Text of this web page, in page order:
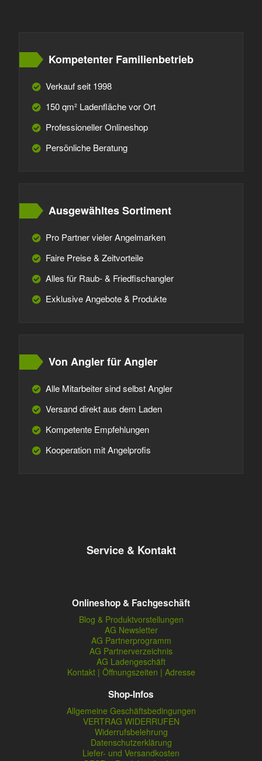
Kompetenter Familienbetrieb
Verkauf seit 1998
150 qm² Ladenfläche vor Ort
Professioneller Onlineshop
Persönliche Beratung
Ausgewähltes Sortiment
Pro Partner vieler Angelmarken
Faire Preise & Zeitvorteile
Alles für Raub- & Friedfischangler
Exklusive Angebote & Produkte
Von Angler für Angler
Alle Mitarbeiter sind selbst Angler
Versand direkt aus dem Laden
Kompetente Empfehlungen
Kooperation mit Angelprofis
Service & Kontakt
Onlineshop & Fachgeschäft
Blog & Produktvorstellungen
AG Newsletter
AG Partnerprogramm
AG Partnerverzeichnis
AG Ladengeschäft
Kontakt | Öffnungszeiten | Adresse
Shop-Infos
Allgemeine Geschäftsbedingungen
VERTRAG WIDERRUFEN
Widerrufsbelehrung
Datenschutzerklärung
Liefer- und Versandkosten